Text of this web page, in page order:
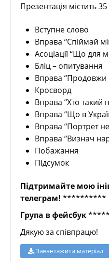
Презентація містить 35
Вступне слово
Вправа “Спіймай
Асоціації “Що для
Бліц – опитування
Вправа “Продовжи
Кросворд
Вправа “Хто такий
Вправа “Що в
Вправа “Портрет
Вправа “Визнач
Побажання
Підсумок
Підтримайте мою
телеграм! **********
Група в фейсбук
Дякую за співпрацю!
Завантажити матеріал